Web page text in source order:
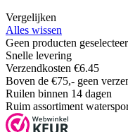
Vergelijken
Alles wissen
Geen producten
Snelle levering
Verzendkosten €6.45
Boven de €75,- geen
Ruilen binnen 14 dagen
Ruim assortiment